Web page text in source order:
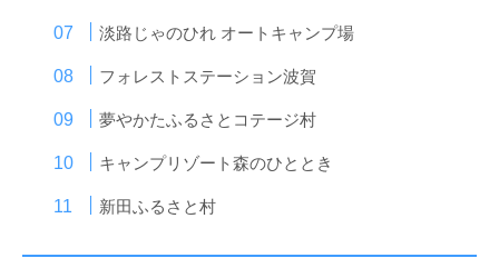
淡路じゃのひれ オートキャンプ場
フォレストステーション波賀
夢やかたふるさとコテージ村
キャンプリゾート森のひととき
新田ふるさと村